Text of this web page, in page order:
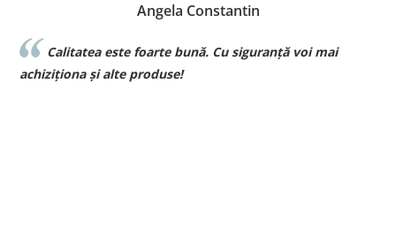
Angela Constantin
Calitatea este foarte bună. Cu siguranță voi mai
achiziționa și alte produse!